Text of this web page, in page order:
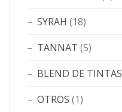
SYRAH (18)
TANNAT (5)
BLEND DE TINTAS
OTROS (1)